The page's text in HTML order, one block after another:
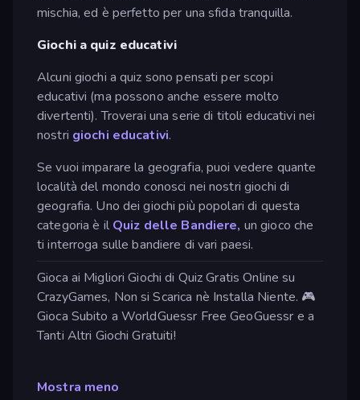
mischia, ed è perfetto per una sfida tranquilla.
Giochi a quiz educativi
Alcuni giochi a quiz sono pensati per scopi
educativi (ma possono anche essere molto
divertenti). Troverai una serie di titoli educativi nei
nostri giochi educativi.
Se vuoi imparare la geografia, puoi vedere quante
località del mondo conosci nei nostri giochi di
geografia. Uno dei giochi più popolari di questa
categoria è il Quiz delle Bandiere, un gioco che
ti interroga sulle bandiere di vari paesi.
Gioca ai Migliori Giochi di Quiz Gratis Online su
CrazyGames, Non si Scarica nè Installa Niente. 🎮
Gioca Subito a WorldGuessr Free GeoGuessr e a
Tanti Altri Giochi Gratuiti!
Mostra meno